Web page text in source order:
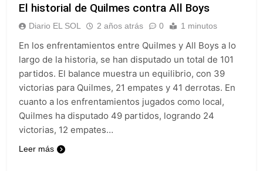
El historial de Quilmes contra All Boys
Diario EL SOL 2 años atrás 0 1 minutos
En los enfrentamientos entre Quilmes y All Boys a lo
largo de la historia, se han disputado un total de 101
partidos. El balance muestra un equilibrio, con 39
victorias para Quilmes, 21 empates y 41 derrotas. En
cuanto a los enfrentamientos jugados como local,
Quilmes ha disputado 49 partidos, logrando 24
victorias, 12 empates…
Leer más